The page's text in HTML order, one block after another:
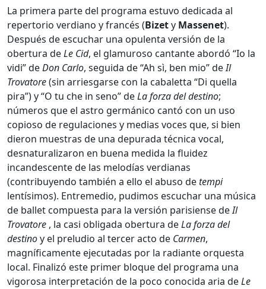
La primera parte del programa estuvo dedicada al
repertorio verdiano y francés (Bizety Massenet).
Después de escuchar una opulenta versión de la
obertura deLe Cid, el glamuroso cantante abordó “Io la
vidi” deDon Carlo, seguida de “Ah sì, ben mio” deIl
Trovatore(sin arriesgarse con la cabaletta “Di quella
pira”) y “O tu che in seno” deLa forza del destino;
números que el astro germánico cantó con un uso
copioso de regulaciones y medias voces que, si bien
dieron muestras de una depurada técnica vocal,
desnaturalizaron en buena medida la fluidez
incandescente de las melodías verdianas
(contribuyendo también a ello el abuso detempi
lentísimos). Entremedio, pudimos escuchar una música
de ballet compuesta para la versión parisiense deIl
Trovatore , la casi obligada obertura deLa forza del
destinoy el preludio al tercer acto de Carmen,
magníficamente ejecutadas por la radiante orquesta
local. Finalizó este primer bloque del programa una
vigorosa interpretación de la poco conocida aria deLe